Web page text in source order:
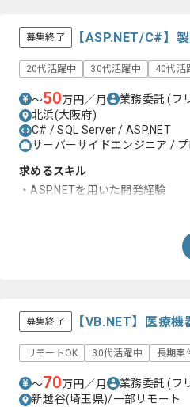
募集終了 【ASP.NET/C#】
20代活躍中 30代活躍中 40代活
〜50万円／月 業務委託(フ
北浜(大阪府)
C# / SQL Server / ASP.NET
サーバーサイドエンジニア /
求めるスキル
・ASP.NETを用いた開発経験
募集終了 【VB.NET】医療
リモートOK 30代活躍中 長期案
〜70万円／月 業務委託(フ
新越谷(埼玉県)/一部リモート